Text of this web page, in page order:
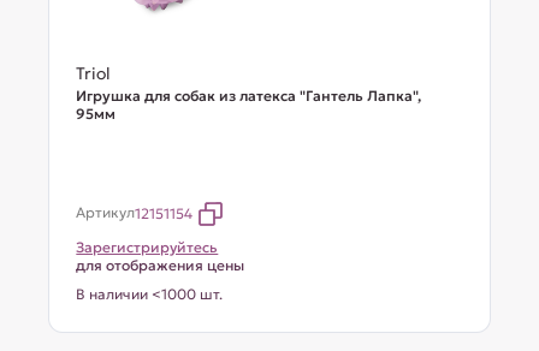
Triol
Игрушка для собак из латекса "Гантель Лапка",
95мм
Артикул12151154
Зарегистрируйтесь
для отображения цены
В наличии <1000 шт.